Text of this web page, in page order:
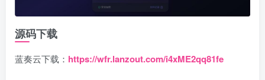
源码下载
蓝奏云下载： https://wfr.lanzout.com/i4xME2qq81fe